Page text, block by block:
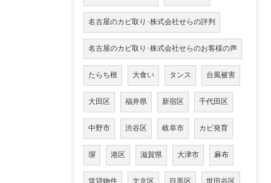
名古屋のカビ取り･株式会社せらの評判
名古屋のカビ取り･株式会社せらのお客様の声
たらち根 大食い タンス 台風被害
大田区 福井県 新宿区 千代田区
中野市 渋谷区 岐阜市 カビ発育
塀 港区 滋賀県 大津市 麻布